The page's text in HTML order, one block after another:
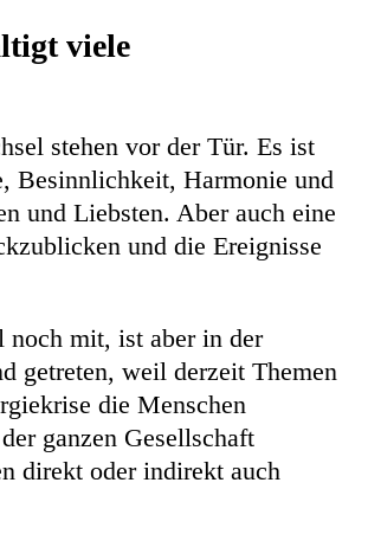
viele
stehen vor der Tür. Es ist
Besinnlichkeit, Harmonie und
und Liebsten. Aber auch eine
und die Ereignisse
noch mit, ist aber in der
getreten, weil derzeit Themen
die Menschen
ganzen Gesellschaft
direkt oder indirekt auch